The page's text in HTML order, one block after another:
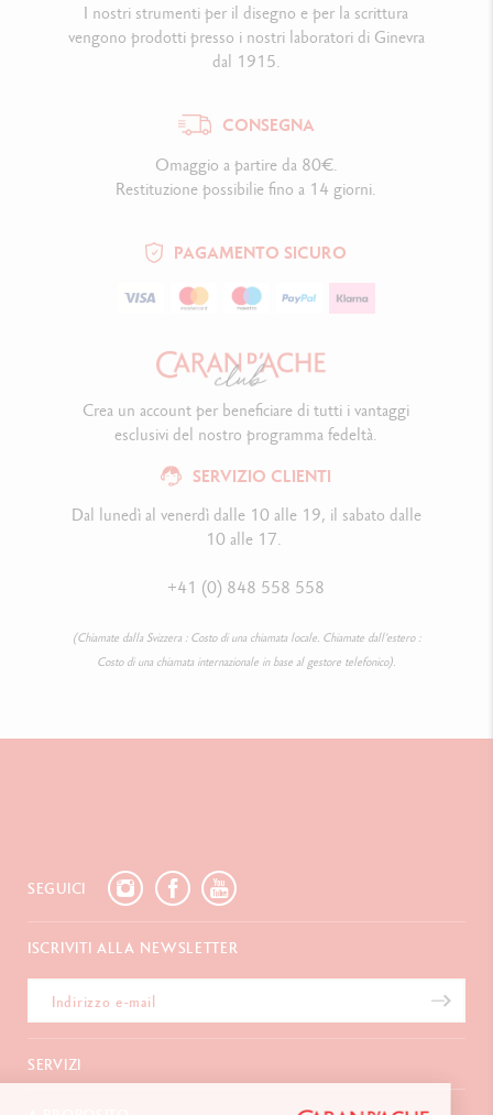
I nostri strumenti per il disegno e per la scrittura
vengono prodotti presso i nostri laboratori di Ginevra
dal 1915.
CONSEGNA
Omaggio a partire da 80€.
Restituzione possibilie fino a 14 giorni.
PAGAMENTO SICURO
SERVIZIO CLIENTI
Dal lunedì al venerdì dalle 10 alle 19, il sabato dalle
10 alle 17.
+41 (0) 848 558 558
(Chiamate dalla Svizzera : Costo di una chiamata locale. Chiamate dall’estero :
Costo di una chiamata internazionale in base al gestore telefonico).
Crea un account per beneficiare di tutti i vantaggi
esclusivi del nostro programma fedeltà.
SEGUICI
ISCRIVITI ALLA NEWSLETTER
SERVIZI